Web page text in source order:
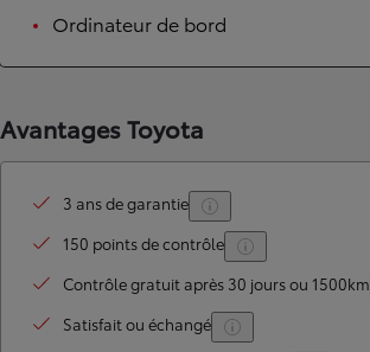
Ordinateur de bord
Avantages Toyota
3 ans de garantie
150 points de contrôle
Contrôle gratuit après 30 jours ou 1500km
Satisfait ou échangé